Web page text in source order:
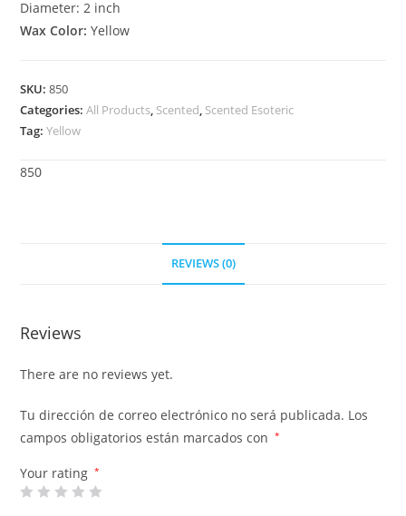
Diameter: 2 inch
Wax Color: Yellow
SKU:850
Categories:All Products, Scented, Scented Esoteric
Tag:Yellow
850
REVIEWS (0)
Reviews
There are no reviews yet.
Tu dirección de correo electrónico no será publicada. Los
campos obligatorios están marcados con
*
Your rating *